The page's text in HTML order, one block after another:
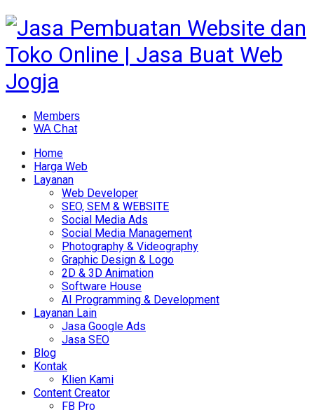
Members
WA Chat
Home
Harga Web
Layanan
Web Developer
SEO, SEM & WEBSITE
Social Media Ads
Social Media Management
Photography & Videography
Graphic Design & Logo
2D & 3D Animation
Software House
AI Programming & Development
Layanan Lain
Jasa Google Ads
Jasa SEO
Blog
Kontak
Klien Kami
Content Creator
FB Pro